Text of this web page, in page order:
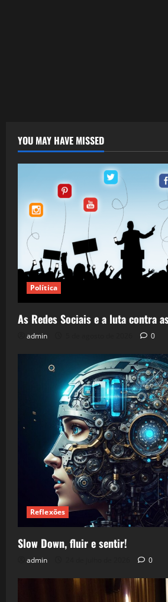
YOU MAY HAVE MISSED
Política
As Redes Sociais e a luta contra
admin 0
Reflexões
Slow Down, fluir e sentir!
admin 0